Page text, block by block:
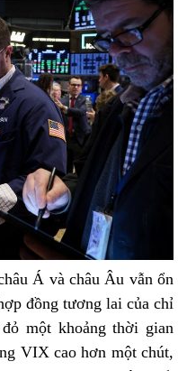
Á và châu Âu vẫn ổn
đồng tương lai của chỉ
một khoảng thời gian
VIX cao hơn một chút,